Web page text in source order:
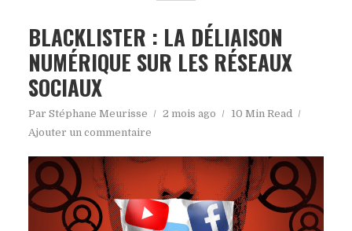
BLACKLISTER : LA DÉLIAISON
NUMÉRIQUE SUR LES RÉSEAUX
SOCIAUX
Par Stéphane Meurisse 2 mois ago
10 Min Read
Ajouter un commentaire